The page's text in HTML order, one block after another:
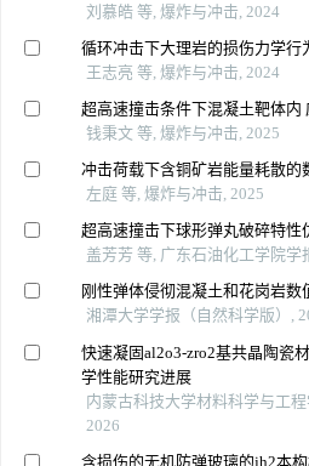
刘慕皓 等, 爆炸与冲击, 2024
循环冲击下大理岩的损伤力学行
王志亮 等, 爆炸与冲击, 2024
超高速撞击条件下混凝土靶体内
钱秉文 等, 爆炸与冲击, 2025
冲击荷载下含铜矿岩能量耗散的
左庭 等, 爆炸与冲击, 2025
超高速撞击下球形弹丸破碎特性
盖芳芳 等, 广东石油化工学院学
刚性弹体侵彻混凝土和花岗岩数
湘潭大学学报（自然科学版）,
快速凝固al2o3-zro2基共晶陶瓷
学性能研究进展
内蒙古科技大学材料科学与工程
2026
含损伤的无机防弹玻璃的jh2本